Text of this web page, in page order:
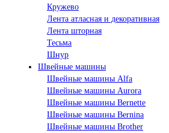
Кружево
Лента aтласная и декоративная
Лента шторная
Тесьма
Шнур
Швейные машины
Швейные машины Alfa
Швейные машины Aurora
Швейные машины Bernette
Швейные машины Bernina
Швейные машины Brother